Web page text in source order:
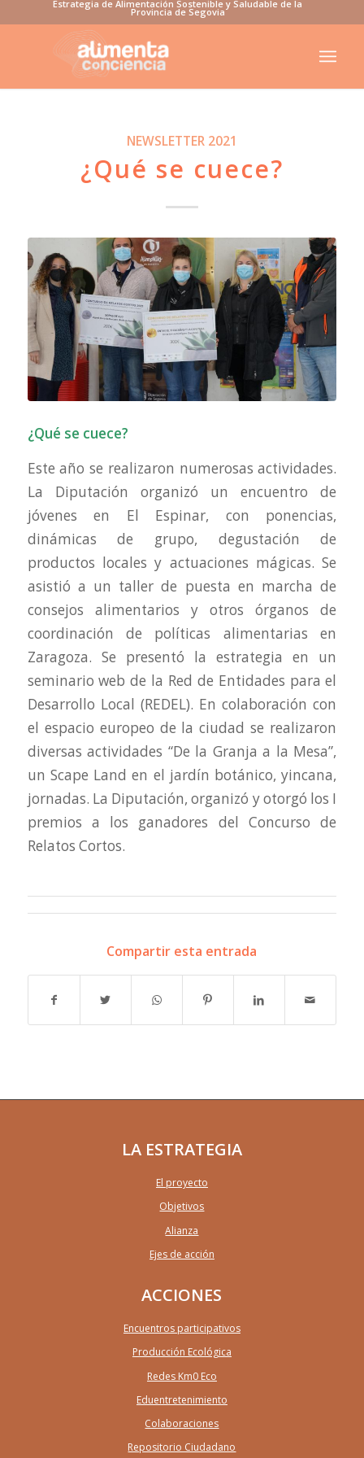
Estrategia de Alimentación Sostenible y Saludable de la
Provincia de Segovia
NEWSLETTER 2021
¿Qué se cuece?
¿Qué se cuece?
Este año se realizaron numerosas actividades.
La Diputación organizó un encuentro de
jóvenes en El Espinar, con ponencias,
dinámicas de grupo, degustación de
productos locales y actuaciones mágicas. Se
asistió a un taller de puesta en marcha de
consejos alimentarios y otros órganos de
coordinación de políticas alimentarias en
Zaragoza. Se presentó la estrategia en un
seminario web de la Red de Entidades para el
Desarrollo Local (REDEL). En colaboración con
el espacio europeo de la ciudad se realizaron
diversas actividades “De la Granja a la Mesa”,
un Scape Land en el jardín botánico, yincana,
jornadas. La Diputación, organizó y otorgó los I
premios a los ganadores del Concurso de
Relatos Cortos.
Compartir esta entrada
LA ESTRATEGIA
El proyecto
Objetivos
Alianza
Ejes de acción
ACCIONES
Encuentros participativos
Producción Ecológica
Redes Km0 Eco
Eduentretenimiento
Colaboraciones
Repositorio Ciudadano